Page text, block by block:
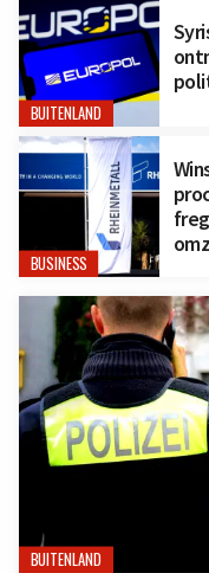
BUITENLAND
BUSINESS
BUITENLAND